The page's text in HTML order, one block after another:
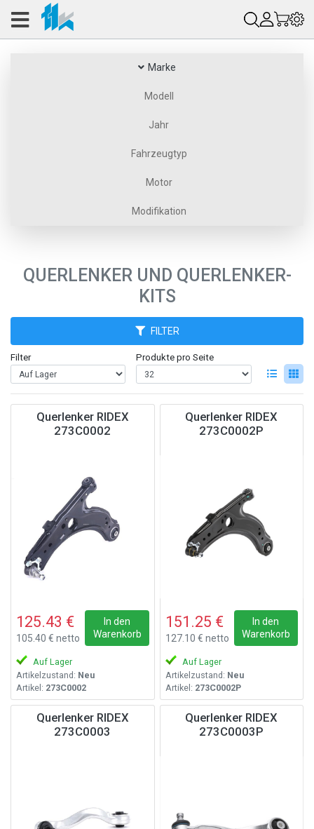
Marke
Modell
Jahr
Fahrzeugtyp
Motor
Modifikation
QUERLENKER UND QUERLENKER-
KITS
FILTER
Filter Produkte pro Seite
Querlenker RIDEX
273C0002
125.43 €
105.40 € netto
In den
Warenkorb
Auf Lager
Artikelzustand: Neu
Artikel: 273C0002
Querlenker RIDEX
273C0002P
151.25 €
127.10 € netto
In den
Warenkorb
Auf Lager
Artikelzustand: Neu
Artikel: 273C0002P
Querlenker RIDEX
273C0003
Querlenker RIDEX
273C0003P